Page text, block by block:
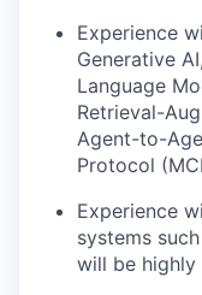
Experience
Generative
Language
Retrieval-
Agent-to-
Protocol
Experience wi
systems
will be highly